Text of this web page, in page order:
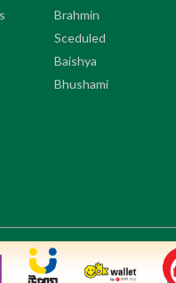
Brahmin
Sceduled
Baishya
Bhushami